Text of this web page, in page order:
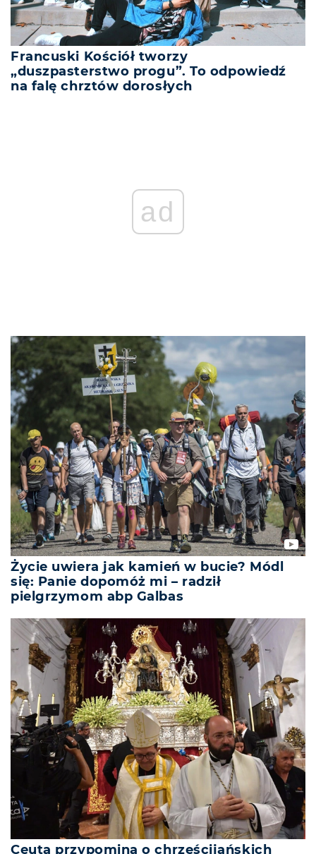
Francuski Kościół tworzy
„duszpasterstwo progu”. To odpowiedź
na falę chrztów dorosłych
ad
Życie uwiera jak kamień w bucie? Módl
się: Panie dopomóż mi – radził
pielgrzymom abp Galbas
Ceuta przypomina o chrześcijańskich